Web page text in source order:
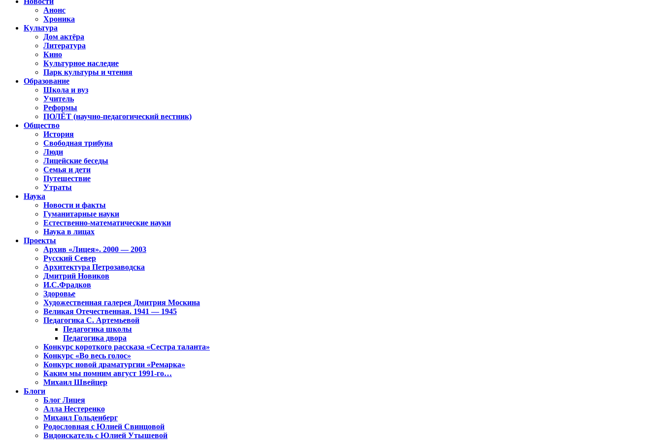
Анонс
Хроника
Культура
Дом актёра
Литература
Кино
Культурное наследие
Парк культуры и чтения
Образование
Школа и вуз
Учитель
Реформы
ПОЛЁТ (научно-педагогический вестник)
Общество
История
Свободная трибуна
Люди
Лицейские беседы
Семья и дети
Путешествие
Утраты
Наука
Новости и факты
Гуманитарные науки
Естественно-математические науки
Наука в лицах
Проекты
Архив «Лицея». 2000 — 2003
Русский Север
Архитектура Петрозаводска
Дмитрий Новиков
И.С.Фрадков
Здоровье
Художественная галерея Дмитрия Москина
Великая Отечественная. 1941 — 1945
Педагогика С. Артемьевой
Педагогика школы
Педагогика двора
Конкурс короткого рассказа «Сестра таланта»
Конкурс «Во весь голос»
Конкурс новой драматургии «Ремарка»
Каким мы помним август 1991-го…
Михаил Швейцер
Блоги
Блог Лицея
Алла Нестеренко
Михаил Гольденберг
Родословная с Юлией Свинцовой
Видоискатель с Юлией Утышевой